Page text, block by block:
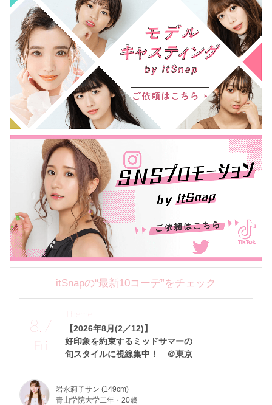
itSnapの“最新10コーデ”をチェック
8.7
Fri
【2026年8月(2／12)】
好印象を約束するミッドサマーの
旬スタイルに視線集中！ ＠東京
Theme
岩永莉子サン (149cm)
青山学院大学二年・20歳